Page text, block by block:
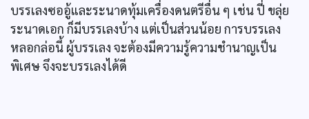
บรรเลงซออู้และระนาดทุ้มเครื่องดนตรีอื่น ๆ เช่น ปี่ ขลุ่ย
ระนาดเอก ก็มีบรรเลงบ้าง แต่เป็นส่วนน้อย การบรรเลง
หลอกล่อนี้ ผู้บรรเลง จะต้องมีความรู้ความชำนาญเป็น
พิเศษ จึงจะบรรเลงได้ดี